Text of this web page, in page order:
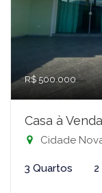
R$ 500.000
Casa à
Cidade
3 Quartos